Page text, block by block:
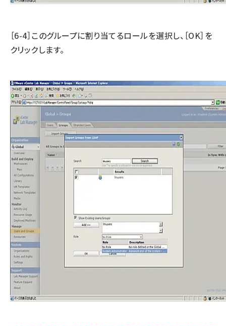
［6-4］このグループに割り当てるロールを選択し、［OK］を
クリックします。